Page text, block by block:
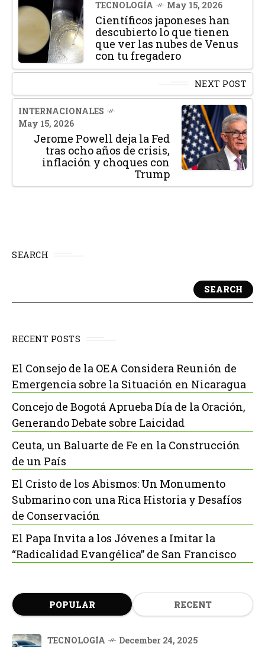
TECNOLOGÍA May 15, 2026
Científicos japoneses han
descubierto lo que tienen
que ver las nubes de Venus
con tu fregadero
NEXT POST
INTERNACIONALES
May 15, 2026
Jerome Powell deja la Fed
tras ocho años de crisis,
inflación y choques con
Trump
SEARCH
SEARCH
RECENT POSTS
El Consejo de la OEA Considera Reunión de
Emergencia sobre la Situación en Nicaragua
Concejo de Bogotá Aprueba Día de la Oración,
Generando Debate sobre Laicidad
Ceuta, un Baluarte de Fe en la Construcción
de un País
El Cristo de los Abismos: Un Monumento
Submarino con una Rica Historia y Desafíos
de Conservación
El Papa Invita a los Jóvenes a Imitar la
“Radicalidad Evangélica” de San Francisco
POPULAR RECENT
TECNOLOGÍA December 24, 2025